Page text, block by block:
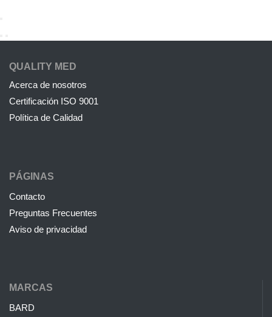
QUALITY MED
Acerca de nosotros
Certificación ISO 9001
Política de Calidad
PÁGINAS
Contacto
Preguntas Frecuentes
Aviso de privacidad
MARCAS
BARD